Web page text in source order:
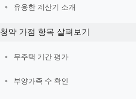
유용한 계산기 소개
청약 가점 항목 살펴보기
무주택 기간 평가
부양가족 수 확인